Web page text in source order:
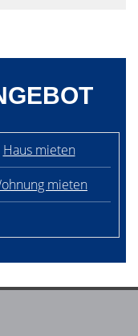
Haus mieten
mieten